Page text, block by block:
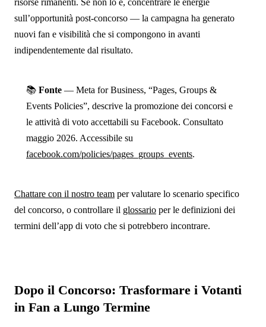
sull’opportunità post-concorso — la campagna ha generato
nuovi fan e visibilità che si compongono in avanti
indipendentemente dal risultato.
📚 Fonte — Meta for Business, “Pages, Groups &
Events Policies”, descrive la promozione dei concorsi e
le attività di voto accettabili su Facebook. Consultato
maggio 2026. Accessibile su
facebook.com/policies/pages_groups_events.
Chattare con il nostro team per valutare lo scenario specifico
del concorso, o controllare il glossario per le definizioni dei
termini dell’app di voto che si potrebbero incontrare.
Dopo il Concorso: Trasformare i Votanti
in Fan a Lungo Termine